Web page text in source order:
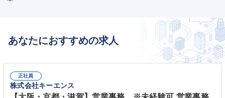
あなたにおすすめの求人
正社員
株式会社キーエンス